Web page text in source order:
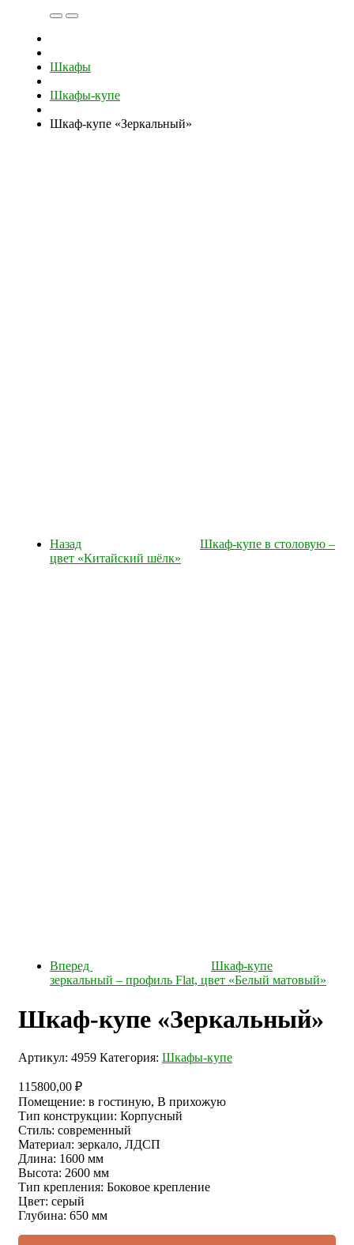
Шкафы
Шкафы-купе
Шкаф-купе «Зеркальный»
Назад
Шкаф-купе в столовую –
цвет «Китайский шёлк»
Вперед
Шкаф-купе
зеркальный – профиль Flat, цвет «Белый матовый»
Шкаф-купе «Зеркальный»
Артикул: 4959 Категория: Шкафы-купе
115800,00 ₽
Помещение: в гостиную, В прихожую
Тип конструкции: Корпусный
Стиль: современный
Материал: зеркало, ЛДСП
Длина: 1600 мм
Высота: 2600 мм
Тип крепления: Боковое крепление
Цвет: серый
Глубина: 650 мм